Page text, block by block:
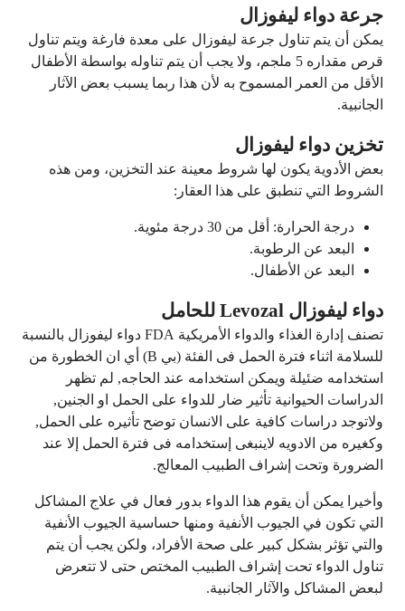
جرعة دواء ليفوزال
يمكن أن يتم تناول جرعة ليفوزال على معدة فارغة ويتم تناول
قرص مقداره 5 ملجم، ولا يجب أن يتم تناوله بواسطة الأطفال
الأقل من العمر المسموح به لأن هذا ربما يسبب بعض الآثار
الجانبية.
تخزين دواء ليفوزال
بعض الأدوية يكون لها شروط معينة عند التخزين، ومن هذه
الشروط التي تنطبق على هذا العقار:
درجة الحرارة: أقل من 30 درجة مئوية.
البعد عن الرطوبة.
البعد عن الأطفال.
دواء ليفوزال Levozal للحامل
تصنف إدارة الغذاء والدواء الأمريكية FDA دواء ليفوزال بالنسبة
للسلامة اثناء فترة الحمل فى الفئة (بي B) أي ان الخطورة من
استخدامه ضئيلة ويمكن استخدامه عند الحاجه, لم تظهر
الدراسات الحيوانية تأثير ضار للدواء على الحمل او الجنين,
ولاتوجد دراسات كافية على الانسان توضح تأثيره على الحمل,
وكغيره من الادويه لاينبغى إستخدامه فى فترة الحمل إلا عند
الضرورة وتحت إشراف الطبيب المعالج.
وأخيرا يمكن أن يقوم هذا الدواء بدور فعال في علاج المشاكل
التي تكون في الجيوب الأنفية ومنها حساسية الجيوب الأنفية
والتي تؤثر بشكل كبير على صحة الأفراد، ولكن يجب أن يتم
تناول الدواء تحت إشراف الطبيب المختص حتى لا تتعرض
لبعض المشاكل والآثار الجانبية.